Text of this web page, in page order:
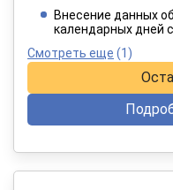
При оплате в
Внесение данных
календарных дней
Смотреть еще (1)